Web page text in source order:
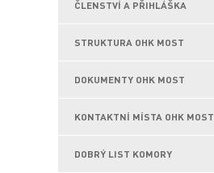
ČLENSTVÍ A PŘIHLÁŠKA
STRUKTURA OHK MOST
DOKUMENTY OHK MOST
KONTAKTNÍ MÍSTA OHK MOST
DOBRÝ LIST KOMORY